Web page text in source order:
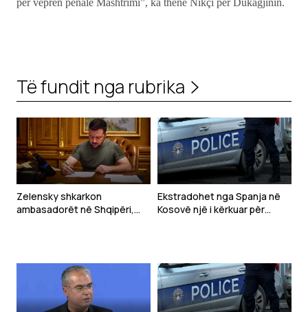
për veprën penale Mashtrimi”, ka thënë Nikçi për Dukagjinin.
Të fundit nga rubrika
Zelensky shkarkon
ambasadorët në Shqipëri,
Ekstradohet nga Spanja në
Kosovë një i kërkuar për